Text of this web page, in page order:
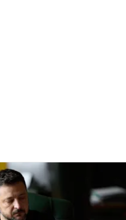
в укреплении ПВО и
ракет: Зеленский